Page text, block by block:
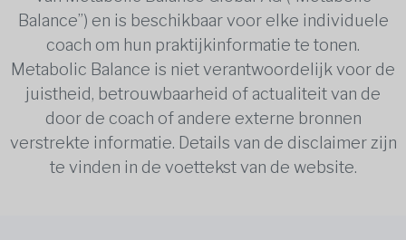
Balance”) en is beschikbaar voor elke individuele
coach om hun praktijkinformatie te tonen.
Metabolic Balance is niet verantwoordelijk voor de
juistheid, betrouwbaarheid of actualiteit van de
door de coach of andere externe bronnen
verstrekte informatie. Details van de disclaimer zijn
te vinden in de voettekst van de website.